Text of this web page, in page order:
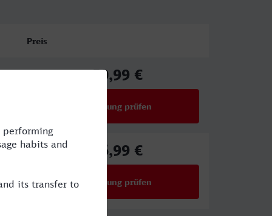
Preis
50,99 €
Verbindung prüfen
46,99 €
Verbindung prüfen